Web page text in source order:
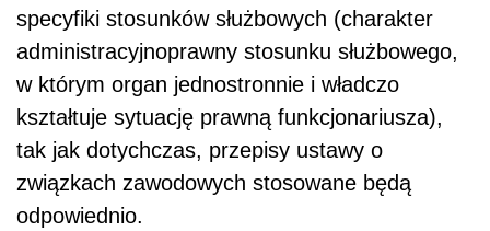
specyfiki stosunków służbowych (charakter
administracyjnoprawny stosunku służbowego,
w którym organ jednostronnie i władczo
kształtuje sytuację prawną funkcjonariusza),
tak jak dotychczas, przepisy ustawy o
związkach zawodowych stosowane będą
odpowiednio.